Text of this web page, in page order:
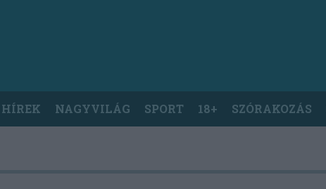
NAGYVILÁG SPORT 18+ SZÓRAKOZÁS